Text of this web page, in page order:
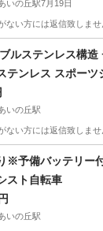
いの丘駅7月19日
ない方には返信致しま
れあいの丘駅 周辺
ルステンレス構造
テンレス スポー
み 保冷専用 水筒)
ボトル 保冷
いの丘駅
ない方には返信致しま
れあいの丘駅 生活
※予備バッテリー
スト自転車
いの丘駅